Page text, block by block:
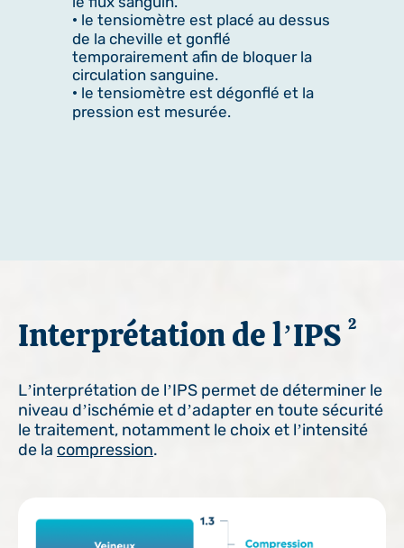
• le tensiomètre est placé au dessus
de la cheville et gonflé
temporairement afin de bloquer la
circulation sanguine.
• le tensiomètre est dégonflé et la
pression est mesurée.
Interprétation de l’IPS 2
L’interprétation de l’IPS permet de déterminer le
niveau d’ischémie et d’adapter en toute sécurité
le traitement, notamment le choix et l’intensité
de la compression.